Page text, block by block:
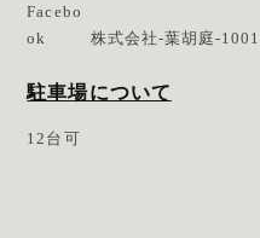
Facebo
ok
株式会社-葉胡庭-
駐車場について
12台可